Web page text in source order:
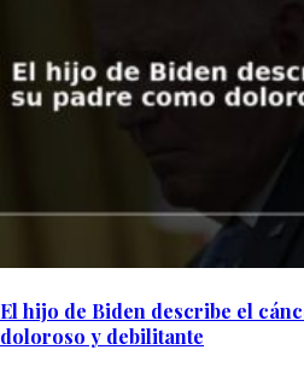
El hijo de Biden describe el
doloroso y debilitante